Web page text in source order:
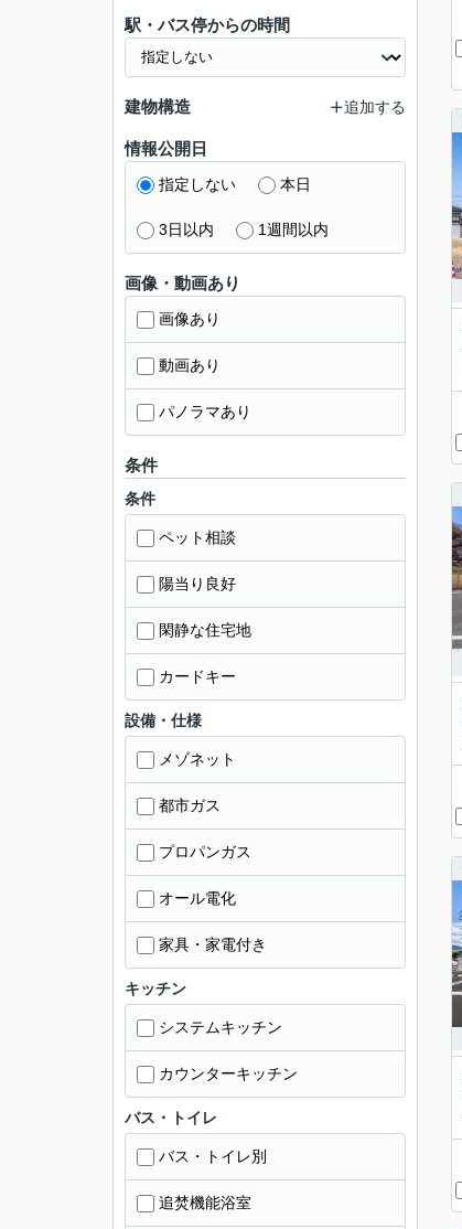
駅・バス停からの時間
建物構造 追加する
情報公開日
指定しない 本日
3日以内 1週間以内
画像・動画あり
画像あり
動画あり
パノラマあり
条件
条件
ペット相談
陽当り良好
閑静な住宅地
カードキー
設備・仕様
メゾネット
都市ガス
プロパンガス
オール電化
家具・家電付き
キッチン
システムキッチン
カウンターキッチン
バス・トイレ
バス・トイレ別
追焚機能浴室